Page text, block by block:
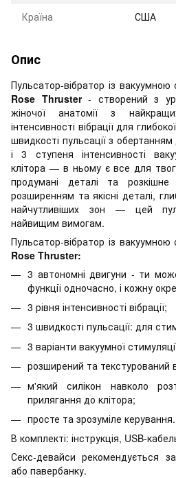
Країна
США
Опис
Пульсатор-вібратор із вакуумною
Rose Thruster - створений з
жіночої анатомії з
інтенсивності вібрації для
швидкості пульсації з
і 3 ступеня інтенсивності
клітора — в ньому є все для
продумані деталі та
розширенням та якісні деталі,
найчутливіших зон — цей
найвищим вимогам.
Пульсатор-вібратор із вакуумною
Rose Thruster:
3 автономні двигуни - ти
функції одночасно, і кожну
3 рівня інтенсивності вібрації;
3 швидкості пульсації: для
3 варіанти вакуумної
розширений та текстурований
м'який силікон навколо
прилягання до клітора;
просте та зрозуміле керування.
В комплекті: інструкція, USB-
Секс-девайси рекомендується
або павербанку.